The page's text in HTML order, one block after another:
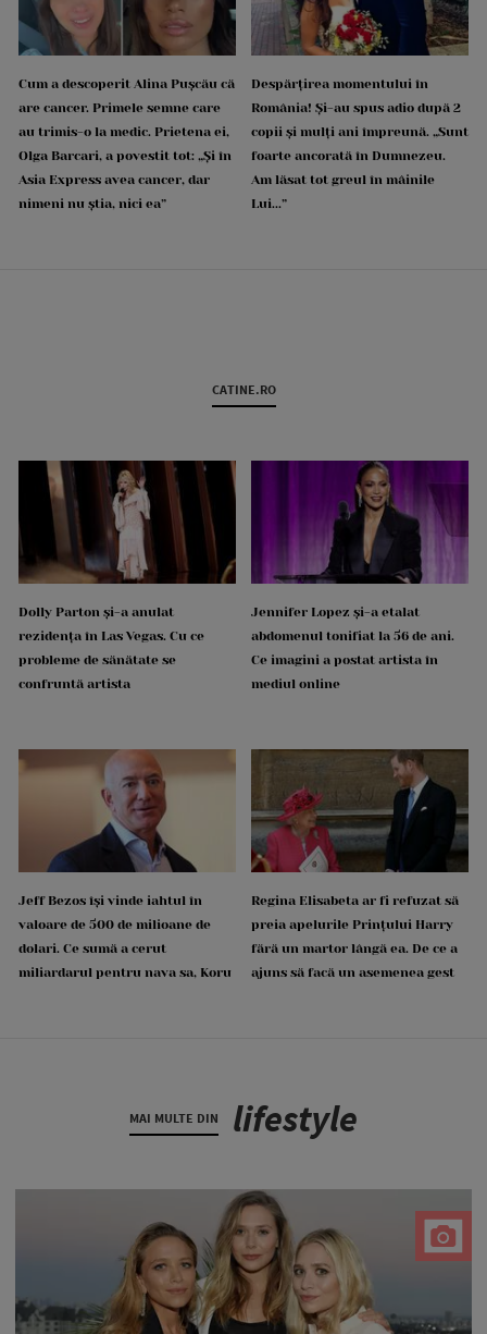
Cum a descoperit Alina Pușcău că
are cancer. Primele semne care
au trimis-o la medic. Prietena ei,
Olga Barcari, a povestit tot: „Și în
Asia Express avea cancer, dar
nimeni nu știa, nici ea”
Despărțirea momentului în
România! Și-au spus adio după 2
copii și mulți ani împreună. „Sunt
foarte ancorată în Dumnezeu.
Am lăsat tot greul în mâinile
Lui...”
CATINE.RO
Dolly Parton și-a anulat
rezidența în Las Vegas. Cu ce
probleme de sănătate se
confruntă artista
Jennifer Lopez și-a etalat
abdomenul tonifiat la 56 de ani.
Ce imagini a postat artista în
mediul online
Jeff Bezos își vinde iahtul în
valoare de 500 de milioane de
dolari. Ce sumă a cerut
miliardarul pentru nava sa, Koru
Regina Elisabeta ar fi refuzat să
preia apelurile Prințului Harry
fără un martor lângă ea. De ce a
ajuns să facă un asemenea gest
MAI MULTE DIN lifestyle